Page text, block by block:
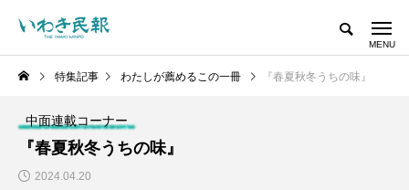
特集記事 わたしが薦めるこの一冊 『春夏秋冬うちの味』
中面連載コーナー
『春夏秋冬うちの味』
2024.04.20